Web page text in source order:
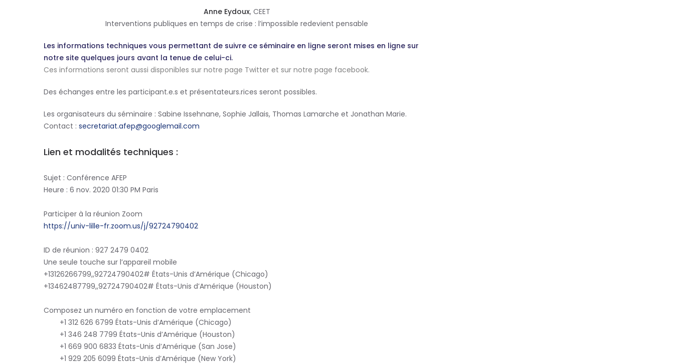
Anne Eydoux, CEET
Interventions publiques en temps de crise : l’impossible redevient pensable
Les informations techniques vous permettant de suivre ce séminaire en ligne seront mises en ligne sur
notre site quelques jours avant la tenue de celui-ci.
Ces informations seront aussi disponibles sur notre page Twitter et sur notre page facebook.
Des échanges entre les participant.e.s et présentateurs.rices seront possibles.
Les organisateurs du séminaire : Sabine Issehnane, Sophie Jallais, Thomas Lamarche et Jonathan Marie.
Contact : secretariat.afep@googlemail.com
Lien et modalités techniques :
Sujet : Conférence AFEP
Heure : 6 nov. 2020 01:30 PM Paris
Participer à la réunion Zoom
https://univ-lille-fr.zoom.us/j/92724790402
ID de réunion : 927 2479 0402
Une seule touche sur l’appareil mobile
+13126266799,,92724790402# États-Unis d’Amérique (Chicago)
+13462487799,,92724790402# États-Unis d’Amérique (Houston)
Composez un numéro en fonction de votre emplacement
+1 312 626 6799 États-Unis d’Amérique (Chicago)
+1 346 248 7799 États-Unis d’Amérique (Houston)
+1 669 900 6833 États-Unis d’Amérique (San Jose)
+1 929 205 6099 États-Unis d’Amérique (New York)